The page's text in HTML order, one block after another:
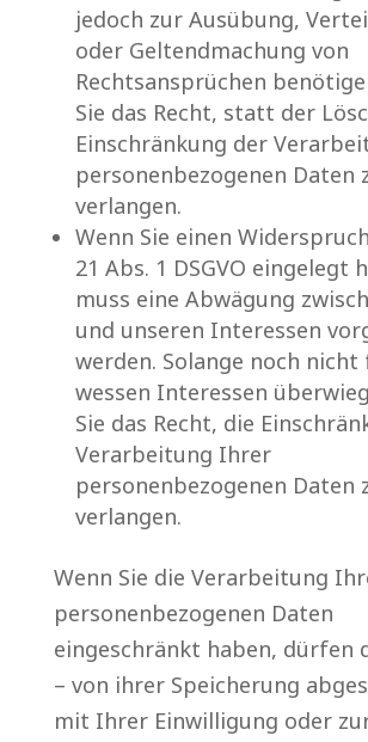
jedoch zur Ausübung,
oder Geltendmachung von
Rechtsansprüchen
Sie das Recht, statt der
Einschränkung der
personenbezogenen Daten
verlangen.
Wenn Sie einen
21 Abs. 1 DSGVO eingelegt
muss eine Abwägung
und unseren Interessen
werden. Solange noch
wessen Interessen
Sie das Recht, die
Verarbeitung Ihrer
personenbezogenen Daten
verlangen.
Wenn Sie die Verarbeitung
personenbezogenen Daten
eingeschränkt haben, dürfen
– von ihrer Speicherung
mit Ihrer Einwilligung oder